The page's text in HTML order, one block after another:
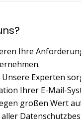
Ihre
Unsere Experten
Ihrer E-Mail-
großen Wert